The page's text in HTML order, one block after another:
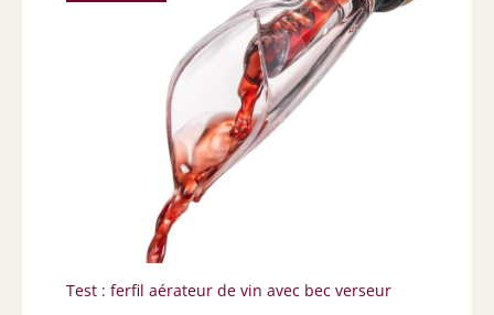
Test : ferfil aérateur de vin avec bec verseur